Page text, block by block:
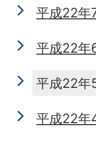
平成22年
平成22年
平成22年
平成22年